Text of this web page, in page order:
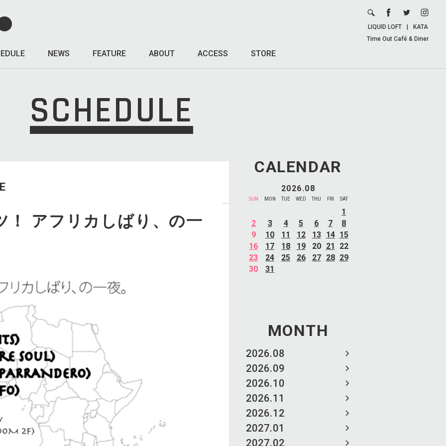
NEWS FEATURE ABOUT ACCESS STORE
LIQUID LOFT
KATA
Time Out Café & Diner
SCHEDULE
CALENDAR
2026.08
SUN MON TUE WED THU FRI SAT
1
2
3 4 5 6 7
8
9
10 11 12 13 14 15
16
17 18 19 20 21
22
23
24 25 26 27 28 29
30
31
MONTH
2026.08
2026.09
2026.10
2026.11
2026.12
2027.01
2027.02
！ アフリカしばり、の一